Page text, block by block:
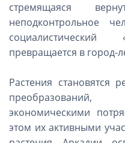
стремящаяся
неподконтрольное
социалистический
превращается в город-
Растения становятся
экономическими
этом их активными